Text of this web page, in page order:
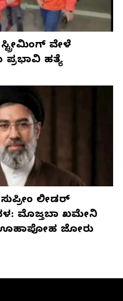
ವೇಳೆ
ಹತ್ಯೆ
ಲೀಡರ್
ಮೊಜ್ತಬಾ ಖಮೇನಿ
ಊಹಾಪೋಹ ಜೋರು